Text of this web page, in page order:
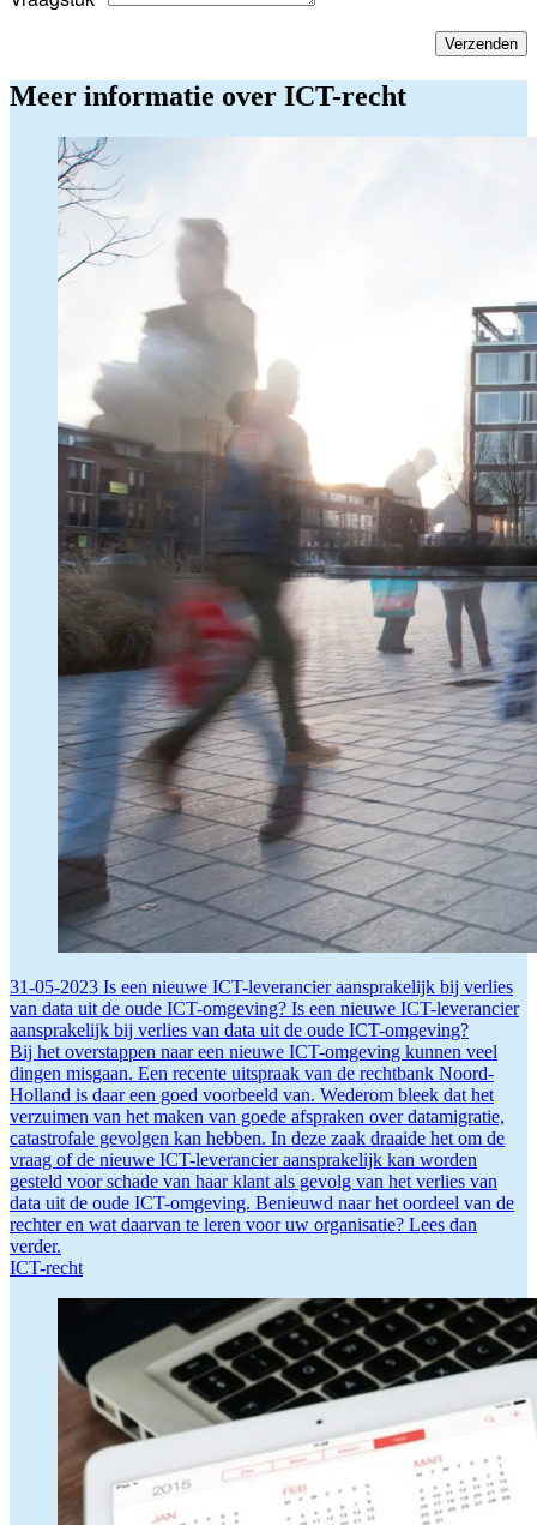
Verzenden
Meer informatie over ICT-recht
31-05-2023 Is een nieuwe ICT-leverancier aansprakelijk bij verlies
van data uit de oude ICT-omgeving? Is een nieuwe ICT-leverancier
aansprakelijk bij verlies van data uit de oude ICT-omgeving?
Bij het overstappen naar een nieuwe ICT-omgeving kunnen veel
dingen misgaan. Een recente uitspraak van de rechtbank Noord-
Holland is daar een goed voorbeeld van. Wederom bleek dat het
verzuimen van het maken van goede afspraken over datamigratie,
catastrofale gevolgen kan hebben. In deze zaak draaide het om de
vraag of de nieuwe ICT-leverancier aansprakelijk kan worden
gesteld voor schade van haar klant als gevolg van het verlies van
data uit de oude ICT-omgeving. Benieuwd naar het oordeel van de
rechter en wat daarvan te leren voor uw organisatie? Lees dan
verder.
ICT-recht